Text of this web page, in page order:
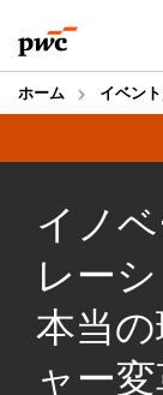
to
content
to
footer
ホーム イベン
イノ
レー
本当
ャー